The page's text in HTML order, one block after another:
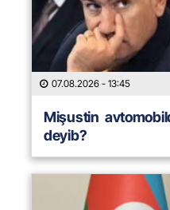
07.08.2026 - 13:45
Mişustin
deyib?